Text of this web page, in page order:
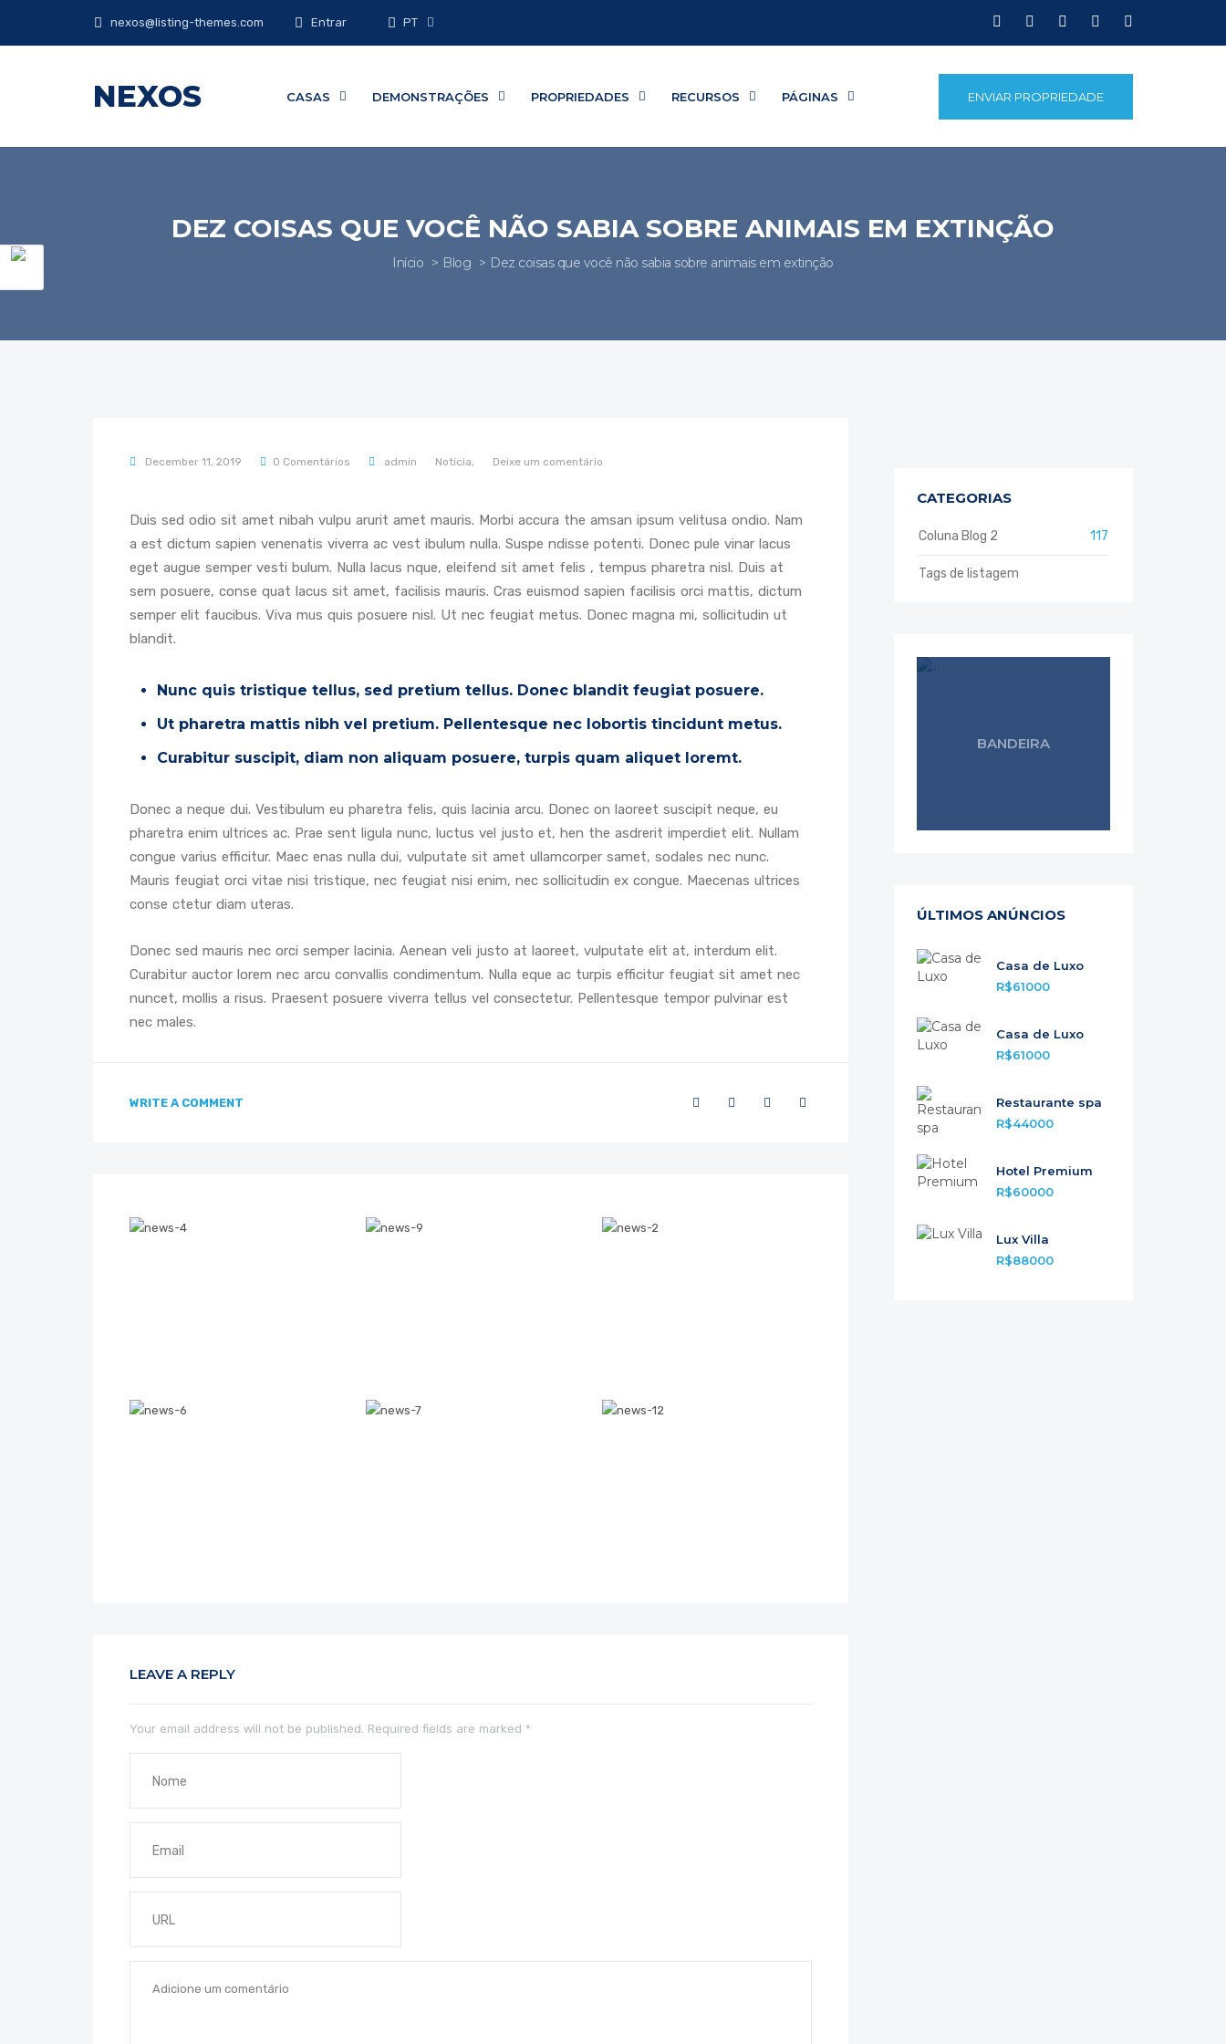
nexos@listing-themes.com Entrar PT
NEXOS ENVIAR PROPRIEDADE
CASAS DEMONSTRAÇÕES PROPRIEDADES RECURSOS PÁGINAS
DEZ COISAS QUE VOCÊ NÃO SABIA SOBRE ANIMAIS EM EXTINÇÃO
Início Blog Dez coisas que você não sabia sobre animais em extinção
December 11, 2019 0 Comentários admin Notícia, Deixe um comentário
Duis sed odio sit amet nibah vulpu arurit amet mauris. Morbi accura the amsan ipsum velitusa ondio. Nam
a est dictum sapien venenatis viverra ac vest ibulum nulla. Suspe ndisse potenti. Donec pule vinar lacus
eget augue semper vesti bulum. Nulla lacus nque, eleifend sit amet felis , tempus pharetra nisl. Duis at
sem posuere, conse quat lacus sit amet, facilisis mauris. Cras euismod sapien facilisis orci mattis, dictum
semper elit faucibus. Viva mus quis posuere nisl. Ut nec feugiat metus. Donec magna mi, sollicitudin ut
blandit.
Nunc quis tristique tellus, sed pretium tellus. Donec blandit feugiat posuere.
Ut pharetra mattis nibh vel pretium. Pellentesque nec lobortis tincidunt metus.
Curabitur suscipit, diam non aliquam posuere, turpis quam aliquet loremt.
Donec a neque dui. Vestibulum eu pharetra felis, quis lacinia arcu. Donec on laoreet suscipit neque, eu
pharetra enim ultrices ac. Prae sent ligula nunc, luctus vel justo et, hen the asdrerit imperdiet elit. Nullam
congue varius efficitur. Maec enas nulla dui, vulputate sit amet ullamcorper samet, sodales nec nunc.
Mauris feugiat orci vitae nisi tristique, nec feugiat nisi enim, nec sollicitudin ex congue. Maecenas ultrices
conse ctetur diam uteras.
Donec sed mauris nec orci semper lacinia. Aenean veli justo at laoreet, vulputate elit at, interdum elit.
Curabitur auctor lorem nec arcu convallis condimentum. Nulla eque ac turpis efficitur feugiat sit amet nec
nuncet, mollis a risus. Praesent posuere viverra tellus vel consectetur. Pellentesque tempor pulvinar est
nec males.
WRITE A COMMENT
LEAVE A REPLY
Your email address will not be published. Required fields are marked *
CATEGORIAS
Coluna Blog 2 117
Tags de listagem
BANDEIRA
ÚLTIMOS ANÚNCIOS
Casa de Luxo
R$61000
Casa de Luxo
R$61000
Restaurante spa
R$44000
Hotel Premium
R$60000
Lux Villa
R$88000